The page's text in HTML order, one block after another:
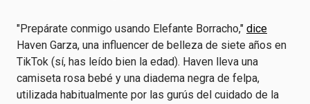
"Prepárate conmigo usando Elefante Borracho," dice
Haven Garza, una influencer de belleza de siete años en
TikTok (sí, has leído bien la edad). Haven lleva una
camiseta rosa bebé y una diadema negra de felpa,
utilizada habitualmente por las gurús del cuidado de la